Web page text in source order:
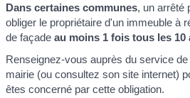
Dans certaines communes, un arrêté
obliger le propriétaire d'un immeuble à
de façadeau moins 1 fois tous les 10
Renseignez-vous auprès du service
mairie (ou consultez son site internet)
êtes concerné par cette obligation.